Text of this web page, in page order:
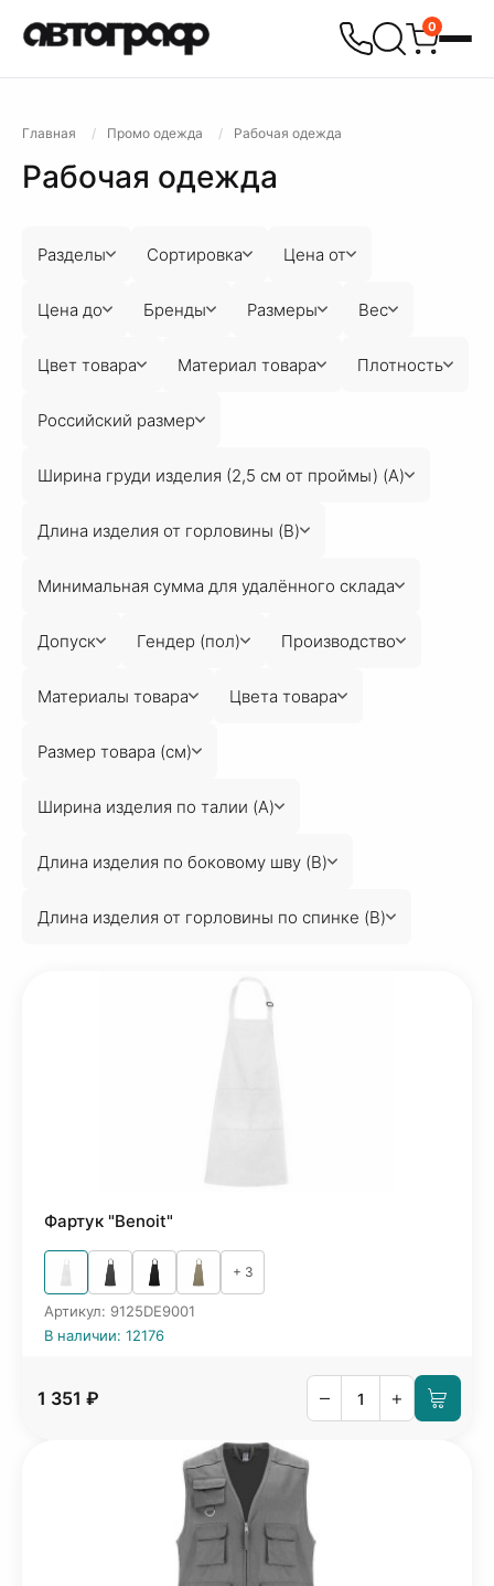
0
Главная Промо одежда Рабочая одежда
Рабочая одежда
Разделы Сортировка Цена от
Цена до Бренды Размеры Вес
Цвет товара Материал товара Плотность
Российский размер
Ширина груди изделия (2,5 см от проймы) (A)
Длина изделия от горловины (B)
Минимальная сумма для удалённого склада
Допуск Гендер (пол) Производство
Материалы товара Цвета товара
Размер товара (см)
Ширина изделия по талии (A)
Длина изделия по боковому шву (B)
Длина изделия от горловины по спинке (B)
Фартук "Benoit"
+ 3
Артикул: 9125DE9001
В наличии: 12176
1 351 ₽ – +